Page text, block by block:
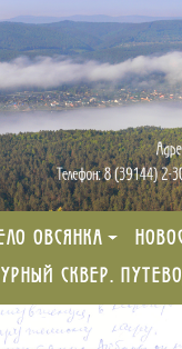
ОВСЯНКА
СКВЕР.